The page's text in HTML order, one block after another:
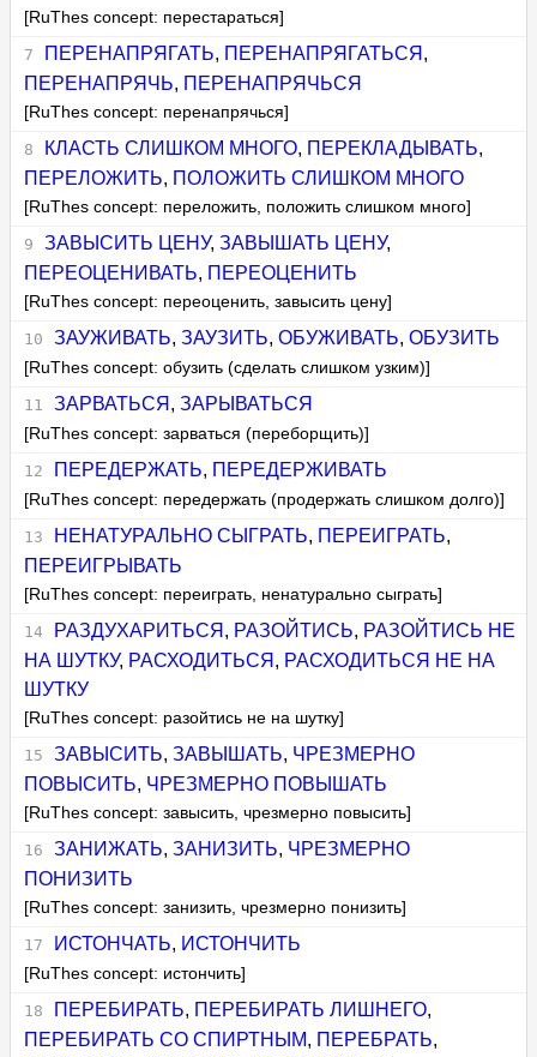
[RuThes concept: перестараться]
ПЕРЕНАПРЯГАТЬ, ПЕРЕНАПРЯГАТЬСЯ ,
ПЕРЕНАПРЯЧЬ, ПЕРЕНАПРЯЧЬСЯ
[RuThes concept: перенапрячься]
КЛАСТЬ СЛИШКОМ МНОГО, ПЕРЕКЛАДЫВАТЬ,
ПЕРЕЛОЖИТЬ, ПОЛОЖИТЬ СЛИШКОМ МНОГО
[RuThes concept: переложить, положить слишком много]
ЗАВЫСИТЬ ЦЕНУ, ЗАВЫШАТЬ ЦЕНУ,
ПЕРЕОЦЕНИВАТЬ, ПЕРЕОЦЕНИТЬ
[RuThes concept: переоценить, завысить цену]
ЗАУЖИВАТЬ, ЗАУЗИТЬ, ОБУЖИВАТЬ, ОБУЗИТЬ
[RuThes concept: обузить (сделать слишком узким)]
ЗАРВАТЬСЯ , ЗАРЫВАТЬСЯ
[RuThes concept: зарваться (переборщить)]
ПЕРЕДЕРЖАТЬ, ПЕРЕДЕРЖИВАТЬ
[RuThes concept: передержать (продержать слишком долго)]
НЕНАТУРАЛЬНО СЫГРАТЬ, ПЕРЕИГРАТЬ,
ПЕРЕИГРЫВАТЬ
[RuThes concept: переиграть, ненатурально сыграть]
РАЗДУХАРИТЬСЯ , РАЗОЙТИСЬ, РАЗОЙТИСЬ НЕ
НА ШУТКУ, РАСХОДИТЬСЯ , РАСХОДИТЬСЯ НЕ НА
ШУТКУ
[RuThes concept: разойтись не на шутку]
ЗАВЫСИТЬ, ЗАВЫШАТЬ, ЧРЕЗМЕРНО
ПОВЫСИТЬ, ЧРЕЗМЕРНО ПОВЫШАТЬ
[RuThes concept: завысить, чрезмерно повысить]
ЗАНИЖАТЬ, ЗАНИЗИТЬ, ЧРЕЗМЕРНО
ПОНИЗИТЬ
[RuThes concept: занизить, чрезмерно понизить]
ИСТОНЧАТЬ, ИСТОНЧИТЬ
[RuThes concept: истончить]
ПЕРЕБИРАТЬ, ПЕРЕБИРАТЬ ЛИШНЕГО,
ПЕРЕБИРАТЬ СО СПИРТНЫМ, ПЕРЕБРАТЬ,